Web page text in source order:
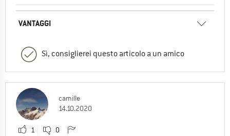
VANTAGGI
Sì, consiglierei questo articolo a un amico
camille
14.10.2020
1 0